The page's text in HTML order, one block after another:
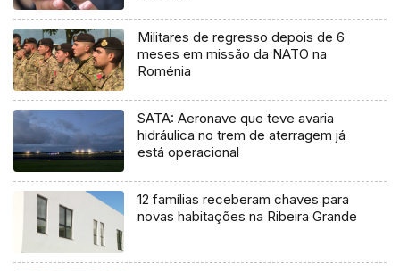
Militares de regresso depois de 6
meses em missão da NATO na
Roménia
SATA: Aeronave que teve avaria
hidráulica no trem de aterragem já
está operacional
12 famílias receberam chaves para
novas habitações na Ribeira Grande